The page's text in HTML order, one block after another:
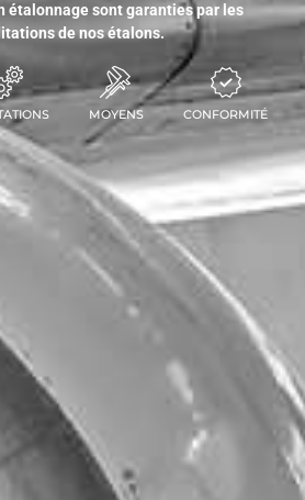
étalonnage sont garanties par les
de nos étalons.
MOYENS CONFORMITÉ